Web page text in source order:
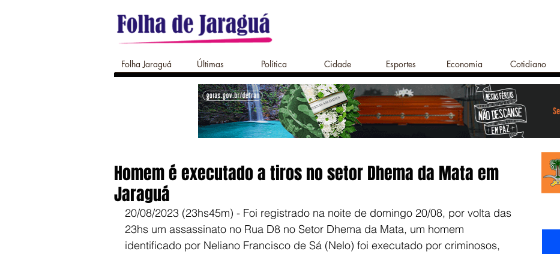
Folha Jaraguá Últimas Política Cidade Esportes Economia Cotidiano
Homem é executado a tiros no setor Dhema da Mata em
Jaraguá
20/08/2023 (23hs45m) - Foi registrado na noite de domingo 20/08, por volta das
23hs um assassinato no Rua D8 no Setor Dhema da Mata, um homem
identificado por Neliano Francisco de Sá (Nelo) foi executado por criminosos,